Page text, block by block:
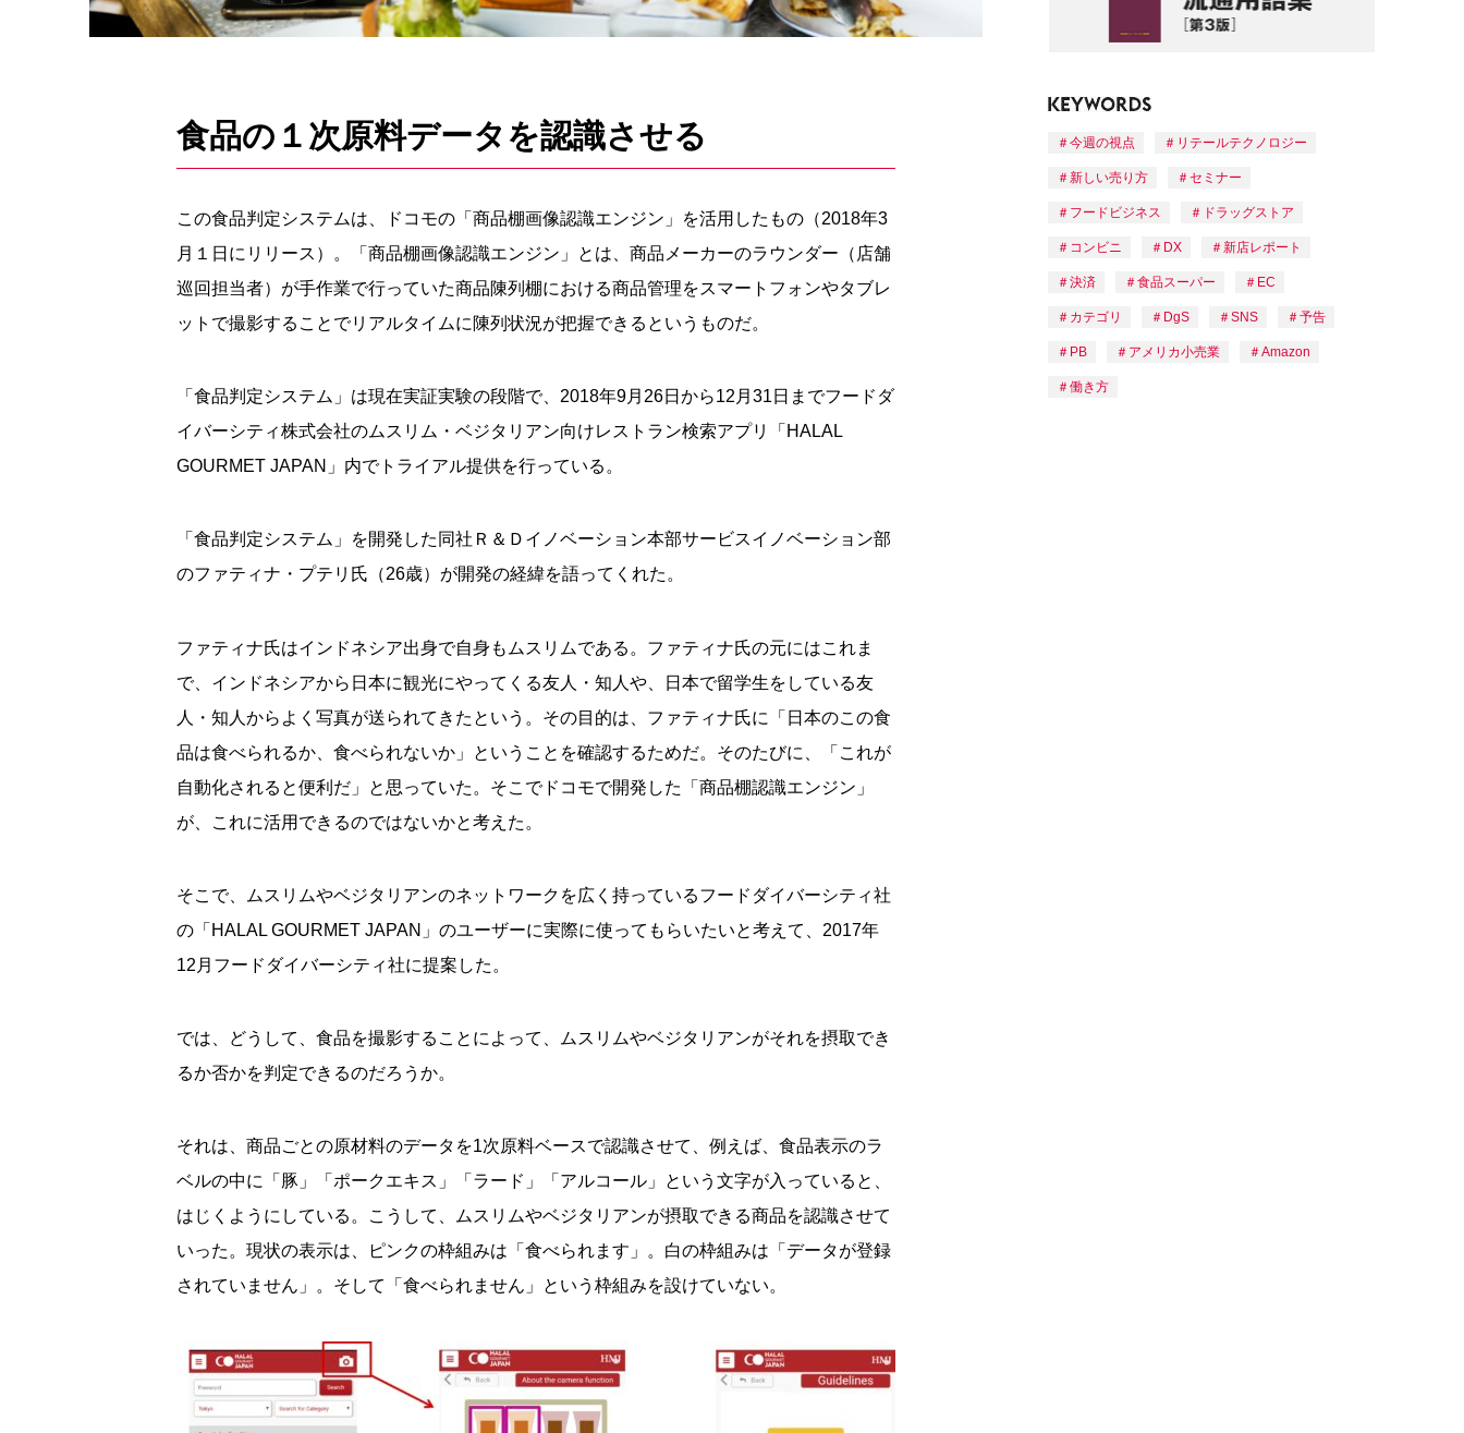
食品の１次原料データを認識させる
この食品判定システムは、ドコモの「商品棚画像認識エンジン」を活用したもの（2018年3
月１日にリリース）。「商品棚画像認識エンジン」とは、商品メーカーのラウンダー（店舗
巡回担当者）が手作業で行っていた商品陳列棚における商品管理をスマートフォンやタブレ
ットで撮影することでリアルタイムに陳列状況が把握できるというものだ。
「食品判定システム」は現在実証実験の段階で、2018年9月26日から12月31日までフードダ
イバーシティ株式会社のムスリム・ベジタリアン向けレストラン検索アプリ「HALAL
GOURMET JAPAN」内でトライアル提供を行っている。
「食品判定システム」を開発した同社Ｒ＆Ｄイノベーション本部サービスイノベーション部
のファティナ・プテリ氏（26歳）が開発の経緯を語ってくれた。
ファティナ氏はインドネシア出身で自身もムスリムである。ファティナ氏の元にはこれま
で、インドネシアから日本に観光にやってくる友人・知人や、日本で留学生をしている友
人・知人からよく写真が送られてきたという。その目的は、ファティナ氏に「日本のこの食
品は食べられるか、食べられないか」ということを確認するためだ。そのたびに、「これが
自動化されると便利だ」と思っていた。そこでドコモで開発した「商品棚認識エンジン」
が、これに活用できるのではないかと考えた。
そこで、ムスリムやベジタリアンのネットワークを広く持っているフードダイバーシティ社
の「HALAL GOURMET JAPAN」のユーザーに実際に使ってもらいたいと考えて、2017年
12月フードダイバーシティ社に提案した。
では、どうして、食品を撮影することによって、ムスリムやベジタリアンがそれを摂取でき
るか否かを判定できるのだろうか。
それは、商品ごとの原材料のデータを1次原料ベースで認識させて、例えば、食品表示のラ
ベルの中に「豚」「ポークエキス」「ラード」「アルコール」という文字が入っていると、
はじくようにしている。こうして、ムスリムやベジタリアンが摂取できる商品を認識させて
いった。現状の表示は、ピンクの枠組みは「食べられます」。白の枠組みは「データが登録
されていません」。そして「食べられません」という枠組みを設けていない。
今週の視点 リテールテクノロジー
新しい売り方 セミナー
フードビジネス ドラッグストア
コンビニ DX 新店レポート
決済 食品スーパー EC
カテゴリ DgS SNS 予告
PB アメリカ小売業 Amazon
働き方